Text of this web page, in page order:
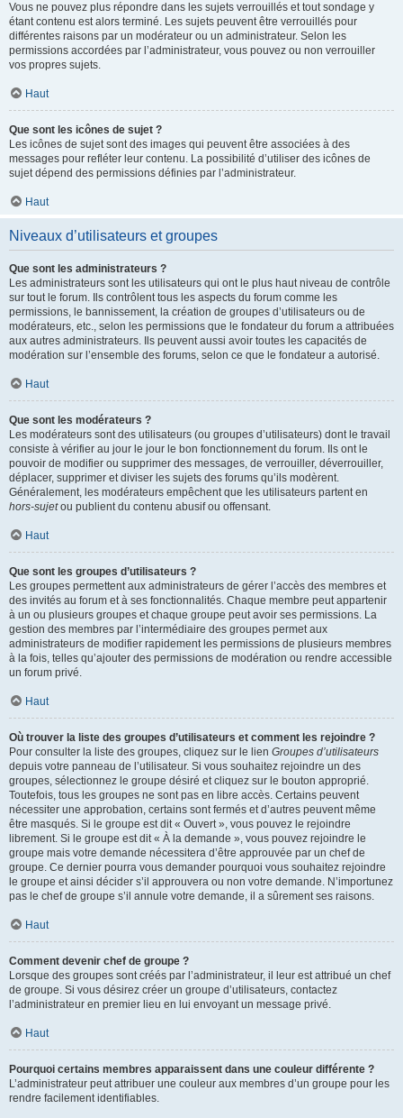
Vous ne pouvez plus répondre dans les sujets verrouillés et tout sondage y
étant contenu est alors terminé. Les sujets peuvent être verrouillés pour
différentes raisons par un modérateur ou un administrateur. Selon les
permissions accordées par l’administrateur, vous pouvez ou non verrouiller
vos propres sujets.
Haut
Que sont les icônes de sujet ?
Les icônes de sujet sont des images qui peuvent être associées à des
messages pour refléter leur contenu. La possibilité d’utiliser des icônes de
sujet dépend des permissions définies par l’administrateur.
Haut
Niveaux d’utilisateurs et groupes
Que sont les administrateurs ?
Les administrateurs sont les utilisateurs qui ont le plus haut niveau de contrôle
sur tout le forum. Ils contrôlent tous les aspects du forum comme les
permissions, le bannissement, la création de groupes d’utilisateurs ou de
modérateurs, etc., selon les permissions que le fondateur du forum a attribuées
aux autres administrateurs. Ils peuvent aussi avoir toutes les capacités de
modération sur l’ensemble des forums, selon ce que le fondateur a autorisé.
Haut
Que sont les modérateurs ?
Les modérateurs sont des utilisateurs (ou groupes d’utilisateurs) dont le travail
consiste à vérifier au jour le jour le bon fonctionnement du forum. Ils ont le
pouvoir de modifier ou supprimer des messages, de verrouiller, déverrouiller,
déplacer, supprimer et diviser les sujets des forums qu’ils modèrent.
Généralement, les modérateurs empêchent que les utilisateurs partent en
hors-sujetou publient du contenu abusif ou offensant.
Haut
Que sont les groupes d’utilisateurs ?
Les groupes permettent aux administrateurs de gérer l’accès des membres et
des invités au forum et à ses fonctionnalités. Chaque membre peut appartenir
à un ou plusieurs groupes et chaque groupe peut avoir ses permissions. La
gestion des membres par l’intermédiaire des groupes permet aux
administrateurs de modifier rapidement les permissions de plusieurs membres
à la fois, telles qu’ajouter des permissions de modération ou rendre accessible
un forum privé.
Haut
Où trouver la liste des groupes d’utilisateurs et comment les rejoindre ?
Pour consulter la liste des groupes, cliquez sur le lien Groupes d’utilisateurs
depuis votre panneau de l’utilisateur. Si vous souhaitez rejoindre un des
groupes, sélectionnez le groupe désiré et cliquez sur le bouton approprié.
Toutefois, tous les groupes ne sont pas en libre accès. Certains peuvent
nécessiter une approbation, certains sont fermés et d’autres peuvent même
être masqués. Si le groupe est dit « Ouvert », vous pouvez le rejoindre
librement. Si le groupe est dit « À la demande », vous pouvez rejoindre le
groupe mais votre demande nécessitera d’être approuvée par un chef de
groupe. Ce dernier pourra vous demander pourquoi vous souhaitez rejoindre
le groupe et ainsi décider s’il approuvera ou non votre demande. N’importunez
pas le chef de groupe s’il annule votre demande, il a sûrement ses raisons.
Haut
Comment devenir chef de groupe ?
Lorsque des groupes sont créés par l’administrateur, il leur est attribué un chef
de groupe. Si vous désirez créer un groupe d’utilisateurs, contactez
l’administrateur en premier lieu en lui envoyant un message privé.
Haut
Pourquoi certains membres apparaissent dans une couleur différente ?
L’administrateur peut attribuer une couleur aux membres d’un groupe pour les
rendre facilement identifiables.